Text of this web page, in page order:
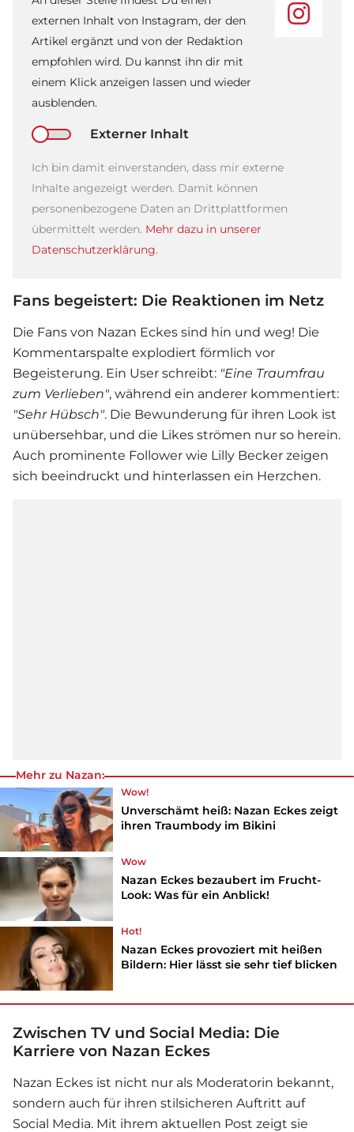
externen Inhalt von Instagram, der den
Artikel ergänzt und von der Redaktion
empfohlen wird. Du kannst ihn dir mit
einem Klick anzeigen lassen und wieder
ausblenden.
Externer Inhalt
Ich bin damit einverstanden, dass mir externe
Inhalte angezeigt werden. Damit können
personenbezogene Daten an Drittplattformen
übermittelt werden. Mehr dazu in unserer
Datenschutzerklärung.
Fans begeistert: Die Reaktionen im Netz
Die Fans von Nazan Eckes sind hin und weg! Die
Kommentarspalte explodiert förmlich vor
Begeisterung. Ein User schreibt: "Eine Traumfrau
zum Verlieben", während ein anderer kommentiert:
"Sehr Hübsch". Die Bewunderung für ihren Look ist
unübersehbar, und die Likes strömen nur so herein.
Auch prominente Follower wie Lilly Becker zeigen
sich beeindruckt und hinterlassen ein Herzchen.
Mehr zu Nazan:
Wow!
Unverschämt heiß: Nazan Eckes zeigt
ihren Traumbody im Bikini
Wow
Nazan Eckes bezaubert im Frucht-
Look: Was für ein Anblick!
Hot!
Nazan Eckes provoziert mit heißen
Bildern: Hier lässt sie sehr tief blicken
Zwischen TV und Social Media: Die
Karriere von Nazan Eckes
Nazan Eckes ist nicht nur als Moderatorin bekannt,
sondern auch für ihren stilsicheren Auftritt auf
Social Media. Mit ihrem aktuellen Post zeigt sie